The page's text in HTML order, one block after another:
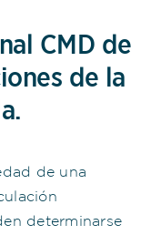
CMD de
de la
de una
determinarse